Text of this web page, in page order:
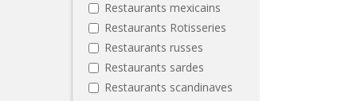
Restaurants mexicains
Restaurants Rotisseries
Restaurants russes
Restaurants sardes
Restaurants scandinaves